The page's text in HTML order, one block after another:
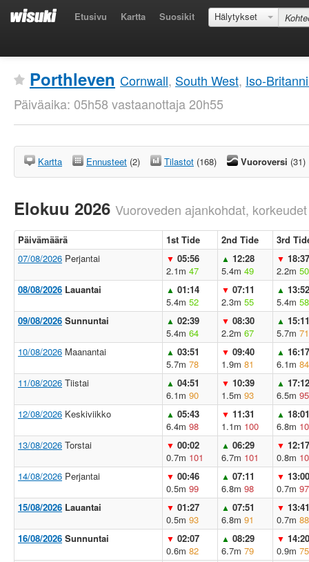
Etusivu Kartta Suosikit Hälytykset
Porthleven Cornwall, South West, Iso-
Päiväaika: 05h58 vastaanottaja 20h55
Kartta Ennusteet (2) Tilastot (168) Vuoroversi (31)
Elokuu 2026 Vuoroveden ajankohdat,
Päivämäärä 1st Tide 2nd Tide
3rd
07/08/2026 Perjantai ▼ 05:56
2.1m 47
▲ 12:28
5.4m 49
▼ 18:37
2.2m 50
08/08/2026 Lauantai ▲ 01:14
5.4m 52
▼ 07:11
2.3m 55
▲ 13:52
5.4m 58
09/08/2026 Sunnuntai ▲ 02:39
5.4m 64
▼ 08:30
2.2m 67
▲ 15:11
5.7m 71
10/08/2026 Maanantai ▲ 03:51
5.7m 78
▼ 09:40
1.9m 81
▲ 16:17
6.1m 84
11/08/2026 Tiistai ▲ 04:51
6.1m 90
▼ 10:39
1.5m 93
▲ 17:12
6.5m 95
12/08/2026 Keskiviikko ▲ 05:43
6.4m 98
▼ 11:31
1.1m 100
▲ 18:01
6.8m
13/08/2026 Torstai ▼ 00:02
0.7m 101
▲ 06:29
6.7m 101
▼ 12:17
0.8m
14/08/2026 Perjantai ▼ 00:46
0.5m 99
▲ 07:11
6.8m 98
▼ 13:00
0.7m 97
15/08/2026 Lauantai ▼ 01:27
0.5m 93
▲ 07:51
6.8m 91
▼ 13:41
0.7m 88
16/08/2026 Sunnuntai ▼ 02:07
0.6m 82
▲ 08:29
6.7m 79
▼ 14:20
0.9m 75